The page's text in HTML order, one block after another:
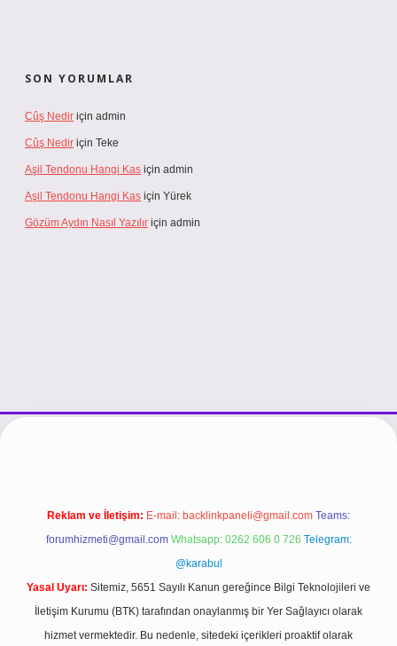
SON YORUMLAR
Cûş Nedir için admin
Cûş Nedir için Teke
Aşil Tendonu Hangi Kas için admin
Aşil Tendonu Hangi Kas için Yürek
Gözüm Aydın Nasıl Yazılır için admin
giriş
Reklam ve İletişim: E-mail: backlinkpaneli@gmail.com Teams:
forumhizmeti@gmail.com Whatsapp: 0262 606 0 726 Telegram:
@karabul
Yasal Uyarı: Sitemiz, 5651 Sayılı Kanun gereğince Bilgi Teknolojileri ve
İletişim Kurumu (BTK) tarafından onaylanmış bir Yer Sağlayıcı olarak
hizmet vermektedir. Bu nedenle, sitedeki içerikleri proaktif olarak